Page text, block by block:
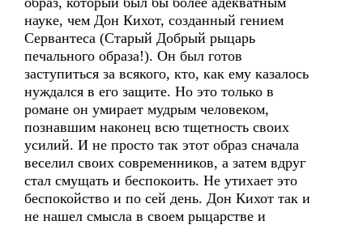
науке, чем Дон Кихот, созданный гением
Сервантеса (Старый Добрый рыцарь
печального образа!). Он был готов
заступиться за всякого, кто, как ему казалось
нуждался в его защите. Но это только в
романе он умирает мудрым человеком,
познавшим наконец всю тщетность своих
усилий. И не просто так этот образ сначала
веселил своих современников, а затем вдруг
стал смущать и беспокоить. Не утихает это
беспокойство и по сей день. Дон Кихот так и
не нашел смысла в своем рыцарстве и